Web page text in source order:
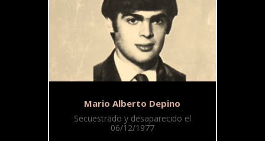
Mario Alberto Depino
Secuestrado y desaparecido el
06/12/1977